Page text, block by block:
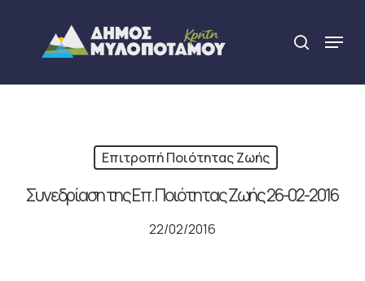
content
search
Menu
Επιτροπή Ποιότητας Ζωής
Συνεδρίαση της Επ. Ποιότητας Ζωής 26-02-2016
22/02/2016
Close